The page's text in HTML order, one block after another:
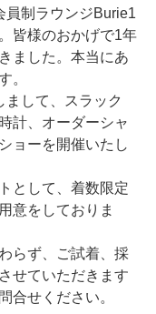
員制ラウンジBurie1
皆様のおかげで1年
ました。本当にあ
。
まして、スラック
計、オーダーシャ
ョーを開催いたし
として、着数限定
意をしておりま
らず、ご試着、採
せていただきます
合せください。